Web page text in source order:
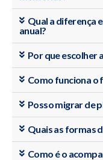
Qual a diferença
anual?
Por que escolher
Como funciona o
Posso migrar de
Quais as formas
Como é o